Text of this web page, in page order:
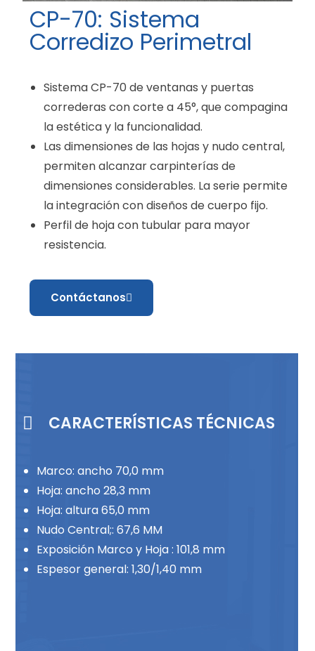
CP-70: Sistema
Corredizo Perimetral
Sistema CP-70 de ventanas y puertas
correderas con corte a 45°, que compagina
la estética y la funcionalidad.
Las dimensiones de las hojas y nudo central,
permiten alcanzar carpinterías de
dimensiones considerables. La serie permite
la integración con diseños de cuerpo fijo.
Perfil de hoja con tubular para mayor
resistencia.
Contáctanos
CARACTERÍSTICAS TÉCNICAS
Marco: ancho 70,0 mm
Hoja: ancho 28,3 mm
Hoja: altura 65,0 mm
Nudo Central;: 67,6 MM
Exposición Marco y Hoja : 101,8 mm
Espesor general: 1,30/1,40 mm